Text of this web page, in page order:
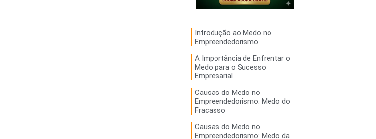
Introdução ao Medo no
Empreendedorismo
A Importância de Enfrentar o
Medo para o Sucesso
Empresarial
Causas do Medo no
Empreendedorismo: Medo do
Fracasso
Causas do Medo no
Empreendedorismo: Medo da